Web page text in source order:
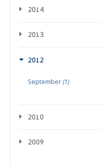
2014
2013
2012
September(1)
2010
2009